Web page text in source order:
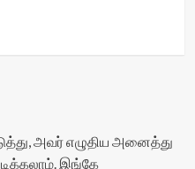
அவர் எழுதிய அனைத்து
இங்கே